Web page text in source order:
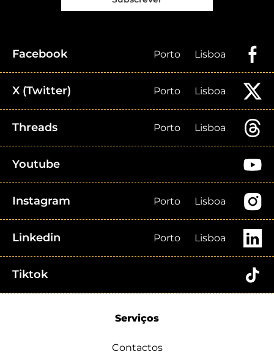
Facebook Porto Lisboa
X (Twitter) Porto Lisboa
Threads Porto Lisboa
Youtube
Instagram Porto Lisboa
Linkedin Porto Lisboa
Tiktok
Serviços
Contactos